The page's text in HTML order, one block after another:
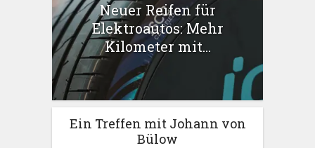
Neuer Reifen für
Elektroautos: Mehr
Kilometer mit...
Ein Treffen mit Johann von
Bülow